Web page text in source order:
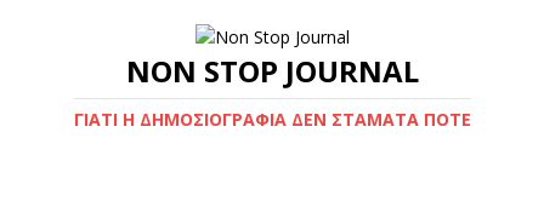
NON STOP JOURNAL
ΓΙΑΤΊ Η ΔΗΜΟΣΙΟΓΡΑΦΊΑ ΔΕΝ ΣΤΑΜΑΤΆ ΠΟΤΈ